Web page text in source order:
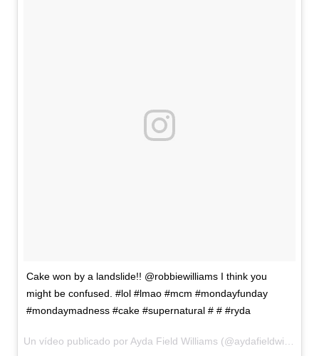
Cake won by a landslide!! @robbiewilliams I think you
might be confused. #lol #lmao #mcm #mondayfunday
#mondaymadness #cake #supernatural # # #ryda